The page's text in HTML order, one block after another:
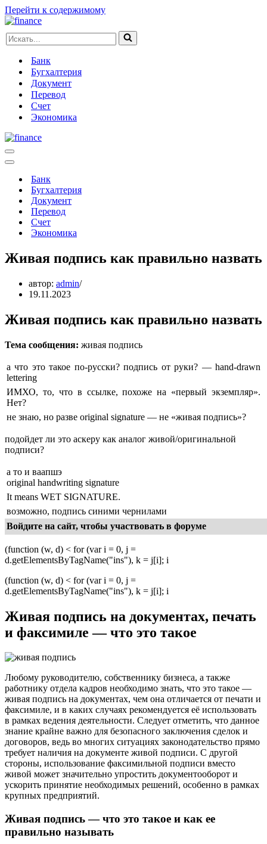
Перейти к содержимому
Искать...
Банк
Бугхалтерия
Документ
Перевод
Счет
Экономика
Меню
навигации
Меню
навигацииБанк
Бугхалтерия
Документ
Перевод
Счет
Экономика
Живая подпись как правильно назвать
автор: admin
19.11.2023
Живая подпись как правильно назвать
Тема сообщения: живая подпись
а что это такое по-русски? подпись от руки? — hand-drawn
lettering
ИМХО, то, что в ссылке, похоже на «первый экземпляр».
Нет?
не знаю, но разве original signature — не «живая подпись»?
подойдет ли это аскеру как аналог живой/оригинальной
подписи?
а то и ваапшэ
original handwriting signature
It means WET SIGNATURE.
возможно, подпись синими чернилами
Войдите на сайт, чтобы участвовать в форуме
(function (w, d) < for (var i = 0, j =
d.getElementsByTagName("ins"), k = j[i]; i
(function (w, d) < for (var i = 0, j =
d.getElementsByTagName("ins"), k = j[i]; i
Живая подпись на документах, печать
и факсимиле — что это такое
Любому руководителю, собственнику бизнеса, а также
работнику отдела кадров необходимо знать, что это такое —
живая подпись на документах, чем она отличается от печати и
факсимиле, и в каких случаях рекомендуется её использовать
в рамках ведения деятельности. Следует отметить, что данное
знание крайне важно для безопасного заключения сделок и
договоров, ведь во многих ситуациях законодательство прямо
требует наличия на документе живой подписи. С другой
стороны, использование факсимильной подписи вместо
живой может значительно упростить документооборот и
ускорить принятие необходимых решений, особенно в рамках
крупных предприятий.
Живая подпись — что это такое и как ее
правильно называть